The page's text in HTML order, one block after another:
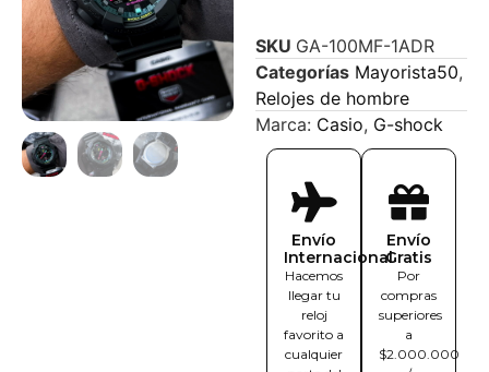
SKU GA-100MF-1ADR
Categorías Mayorista50,
Relojes de hombre
Marca: Casio, G-shock
Envío
Internacional
Hacemos
llegar tu
reloj
favorito a
cualquier
Envío
Gratis
Por
compras
superiores
a
$2.000.000